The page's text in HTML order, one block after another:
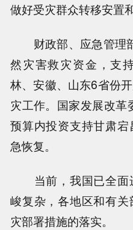
做好受灾群众转移安置
财政部、应急管理
然灾害救灾资金，支
林、安徽、山东6省份
灾工作。国家发展改
预算内投资支持甘肃
急恢复。
当前，我国已全面
峻复杂，各地区和有
灾部署措施的落实。